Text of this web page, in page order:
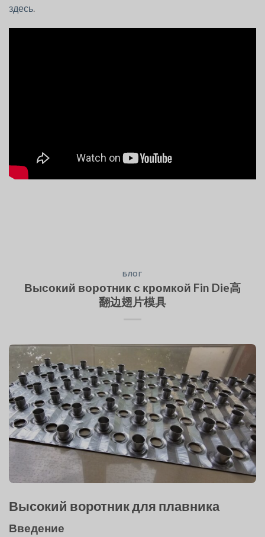
здесь.
БЛОГ
Высокий воротник с кромкой Fin Die高
翻边翅片模具
Высокий воротник для плавника
Введение